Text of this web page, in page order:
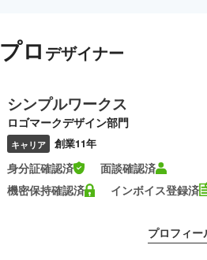
プロ デザイナー
シンプルワークス
ロゴマークデザイン部門
キャリア 創業11年
身分証確認済
面談確認済
機密保持確認済
インボイス登録済
プロフィー